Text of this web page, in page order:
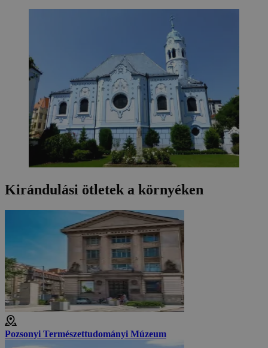
Kirándulási ötletek a környéken
Pozsonyi Természettudományi Múzeum